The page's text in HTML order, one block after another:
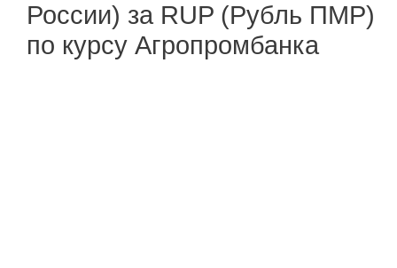
России) за RUP (Рубль ПМР)
по курсу Агропромбанка